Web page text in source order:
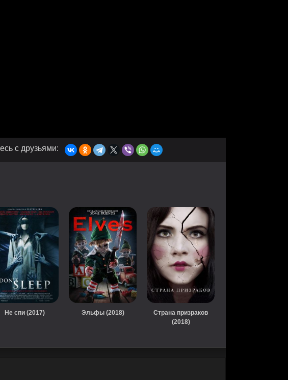
с друзьями:
Не спи (2017) Эльфы (2018)
Страна призраков
(2018)